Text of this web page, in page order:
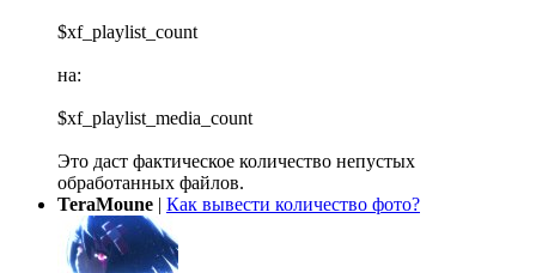
$xf_playlist_count
на:
$xf_playlist_media_count
Это даст фактическое количество непустых
обработанных файлов.
TeraMoune | Как вывести количество фото?